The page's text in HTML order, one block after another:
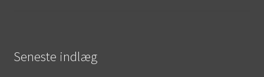
Seneste indlæg